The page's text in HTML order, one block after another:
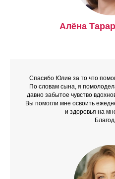
Алёна
Спасибо Юлие за то что
По словам сына, я
давно забытое чувство
Вы помогли мне освоить
и здоровья на